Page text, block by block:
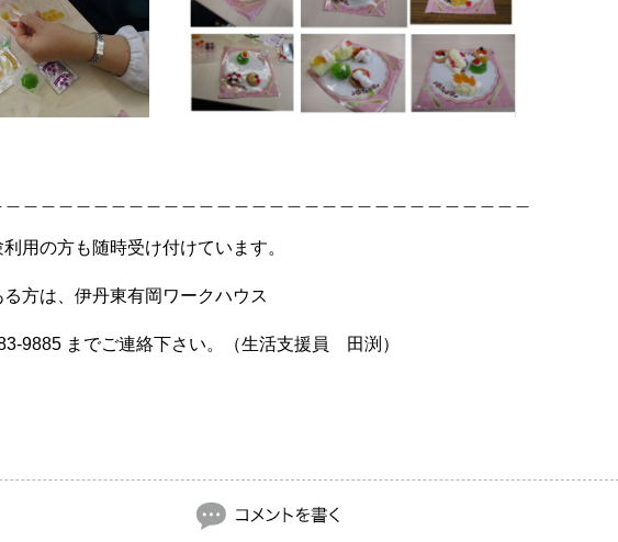
用の方も随時受け付けています。
る方は、伊丹東有岡ワークハウス
9885 までご連絡下さい。（生活支援員 田渕）